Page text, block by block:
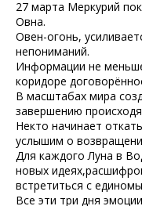
27 марта Меркурий
Овна.
Овен-огонь,
непониманий.
Информации не
коридоре
В масштабах мира
завершению
Некто начинает
услышим о
Для каждого Луна в
новых
встретиться с
Все эти три дня